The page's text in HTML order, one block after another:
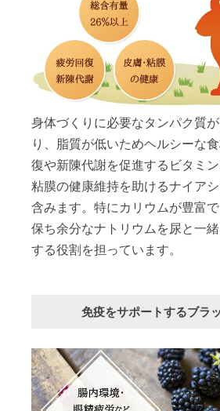
身体づくりに必要なタンパク質
り、脂質が低いためヘルシーな
復や新陳代謝を促進するビタミ
粘膜の健康維持を助けるナイア
含みます。特にカリウムが豊富
保ち余分なナトリウムを尿と一
する役割を担っています。
免疫をサポートするブラ